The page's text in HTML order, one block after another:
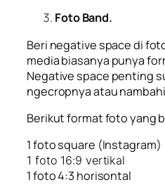
Foto Band.
Beri negative space di
media biasanya punya
Negative space penting
ngecropnya atau
Berikut format foto yang
1 foto square (Instagram)
1 foto 16:9 vertikal
1 foto 4:3 horisontal